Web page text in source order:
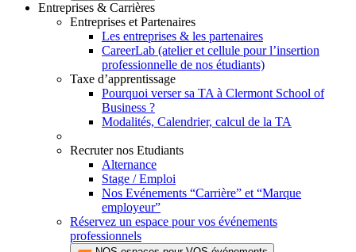
Entreprises & Carrières
Entreprises et Partenaires
Les entreprises & les partenaires
CareerLab (atelier et cellule pour l’insertion
professionnelle de nos étudiants)
Taxe d’apprentissage
Pourquoi verser sa TA à Clermont School of
Business ?
Modalités, Calendrier, calcul de la TA
Recruter nos Etudiants
Alternance
Stage / Emploi
Nos Evénements “Carrière” et “Marque
employeur”
Réservez un espace pour vos événements
professionnels